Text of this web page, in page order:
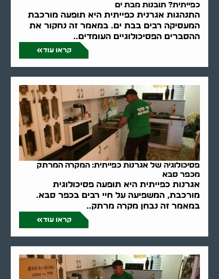
כפייתית? תובנות מבת ים
התנהגות אגרנית כפייתית היא תופעה מורכבת
המעסיקה רבים בבת ים. במאמר זה נחקור את
ההסברים הפסיכולוגיים העומדים..
קראו עוד
פסיכולוגיה של אגרנות כפייתית: המקרה המרתק
מכפר סבא
אגרנות כפייתית היא תופעה פסיכולוגית
מורכבת, המשפיעה על חיי רבים בכפר סבא.
במאמר זה נבחן מקרה מרתק..
קראו עוד